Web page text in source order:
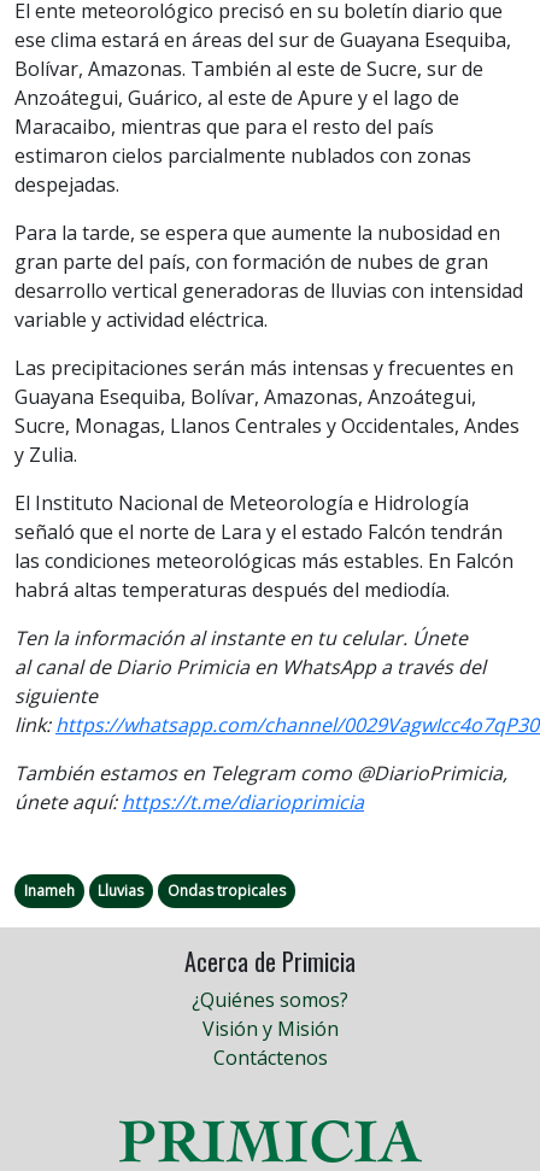
El ente meteorológico precisó en su boletín diario que
ese clima estará en áreas del sur de Guayana Esequiba,
Bolívar, Amazonas. También al este de Sucre, sur de
Anzoátegui, Guárico, al este de Apure y el lago de
Maracaibo, mientras que para el resto del país
estimaron cielos parcialmente nublados con zonas
despejadas.
Para la tarde, se espera que aumente la nubosidad en
gran parte del país, con formación de nubes de gran
desarrollo vertical generadoras de lluvias con intensidad
variable y actividad eléctrica.
Las precipitaciones serán más intensas y frecuentes en
Guayana Esequiba, Bolívar, Amazonas, Anzoátegui,
Sucre, Monagas, Llanos Centrales y Occidentales, Andes
y Zulia.
El Instituto Nacional de Meteorología e Hidrología
señaló que el norte de Lara y el estado Falcón tendrán
las condiciones meteorológicas más estables. En Falcón
habrá altas temperaturas después del mediodía.
Ten la información al instante en tu celular. Únete
al canal de Diario Primicia en WhatsApp a través del
siguiente
link:https://whatsapp.com/channel/
También estamos en Telegram como @DiarioPrimicia,
únete aquí:https://t.me/diarioprimicia
Inameh Lluvias Ondas tropicales
Acerca de Primicia
¿Quiénes somos?
Visión y Misión
Contáctenos